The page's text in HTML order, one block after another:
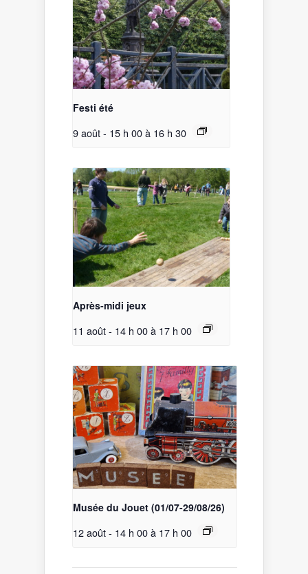
Festi été
9 août - 15 h 00à 16 h 30
Après-midi jeux
11 août - 14 h 00à 17 h 00
Musée du Jouet (01/07-29/08/26)
12 août - 14 h 00à 17 h 00